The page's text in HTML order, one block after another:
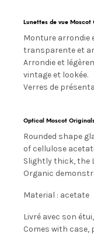
Lunettes de vue Moscot
Monture arrondie
transparente et
Arrondie et
vintage et lookée.
Verres de
Optical Moscot Originals
Rounded shape
of cellulose
Slightly thick, the
Organic
Material : acetate
Livré avec son
Comes with